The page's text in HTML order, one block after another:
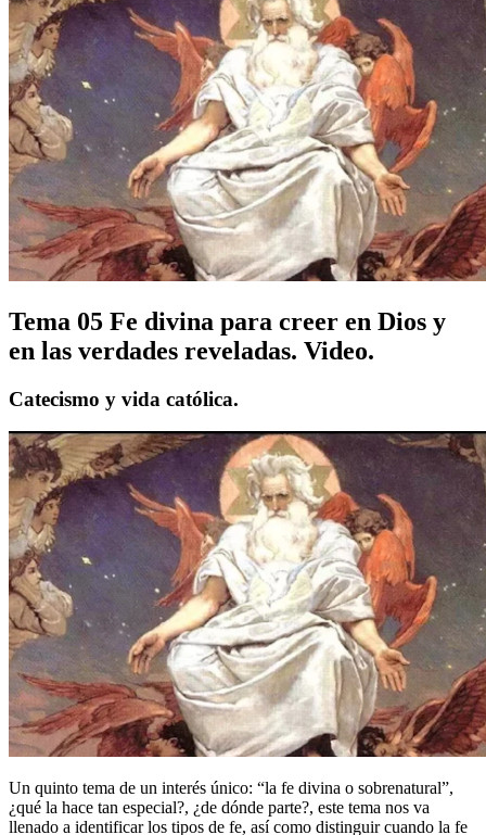
Tema 05 Fe divina para creer en Dios y
en las verdades reveladas. Video.
Catecismo y vida católica.
Un quinto tema de un interés único: “la fe divina o sobrenatural”,
¿qué la hace tan especial?, ¿de dónde parte?, este tema nos va
llenado a identificar los tipos de fe, así como distinguir cuando la fe